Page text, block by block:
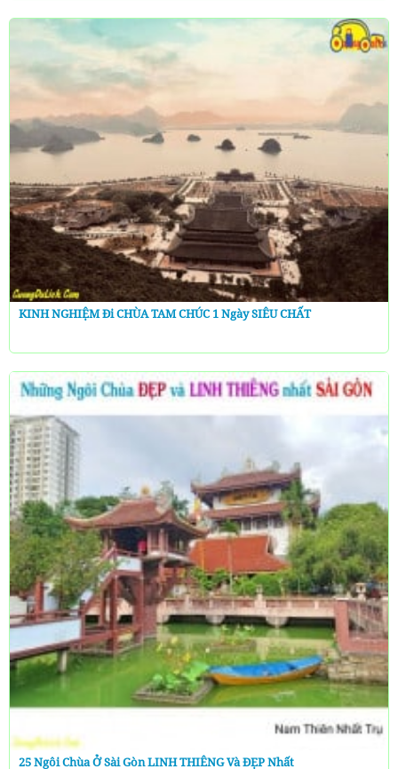
KINH NGHIỆM Đi CHÙA TAM CHÚC 1 Ngày SIÊU CHẤT
25 Ngôi Chùa Ở Sài Gòn LINH THIÊNG Và ĐẸP Nhất